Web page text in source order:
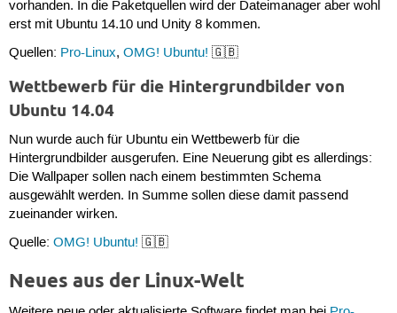
vorhanden. In die Paketquellen wird der Dateimanager aber wohl
erst mit Ubuntu 14.10 und Unity 8 kommen.
Quellen: Pro-Linux, OMG! Ubuntu! 🇬🇧
Wettbewerb für die Hintergrundbilder von
Ubuntu 14.04
Nun wurde auch für Ubuntu ein Wettbewerb für die
Hintergrundbilder ausgerufen. Eine Neuerung gibt es allerdings:
Die Wallpaper sollen nach einem bestimmten Schema
ausgewählt werden. In Summe sollen diese damit passend
zueinander wirken.
Quelle: OMG! Ubuntu! 🇬🇧
Neues aus der Linux-Welt